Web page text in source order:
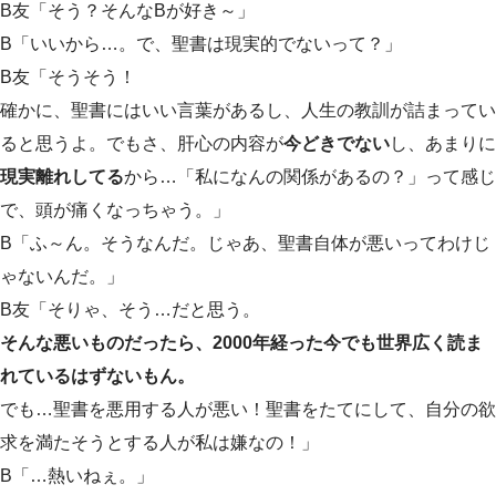
B友「そう？そんなBが好き～」
B「いいから…。で、聖書は現実的でないって？」
B友「そうそう！
確かに、聖書にはいい言葉があるし、人生の教訓が詰まってい
ると思うよ。でもさ、肝心の内容が今どきでないし、あまりに
現実離れしてるから…「私になんの関係があるの？」って感じ
で、頭が痛くなっちゃう。」
B「ふ～ん。そうなんだ。じゃあ、聖書自体が悪いってわけじ
ゃないんだ。」
B友「そりゃ、そう…だと思う。
そんな悪いものだったら、2000年経った今でも世界広く読ま
れているはずないもん。
でも…聖書を悪用する人が悪い！聖書をたてにして、自分の欲
求を満たそうとする人が私は嫌なの！」
B「…熱いねぇ。」